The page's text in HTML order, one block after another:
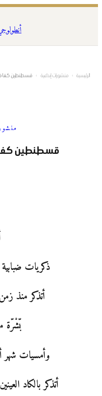
المحتوى
الرئيسية › منشورات إبداعية › قسطنطين
قسطنطين
ذكريات ضبابية
أتذكر منذ
بّشْرّة
وأمسيات
أتذكر بالكاد